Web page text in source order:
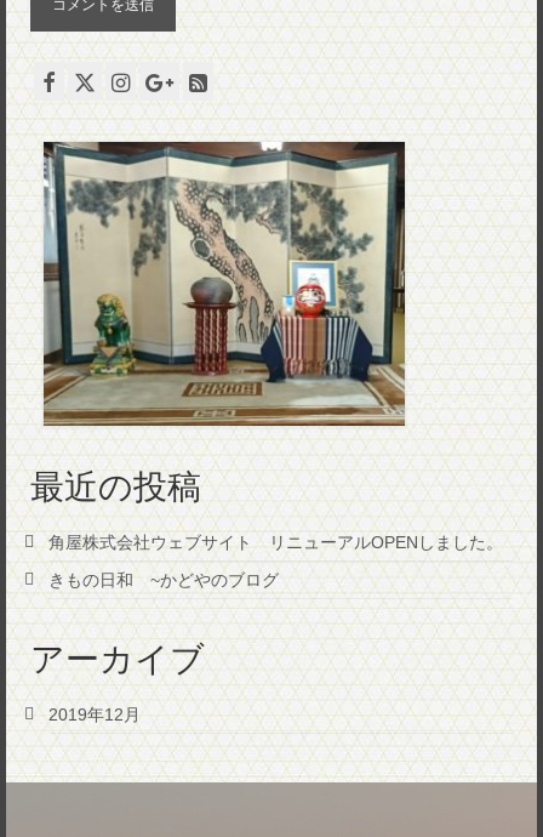
最近の投稿
角屋株式会社ウェブサイト リニューアルOPENしました。
きもの日和 ~かどやのブログ
アーカイブ
2019年12月